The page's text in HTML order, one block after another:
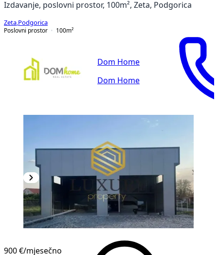
Izdavanje, poslovni prostor, 100m², Zeta, Podgorica
Zeta Podgorica
Poslovni prostor
100m²
Dom Home
Dom Home
900 €/mjesečno